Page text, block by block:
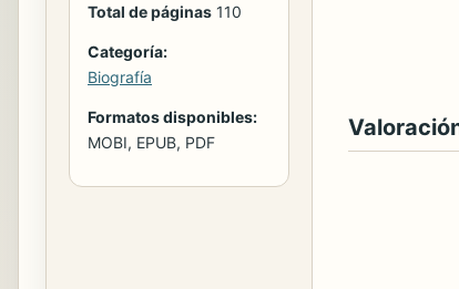
Total de páginas 110
Categoría:
Biografía
Formatos disponibles:
MOBI, EPUB, PDF